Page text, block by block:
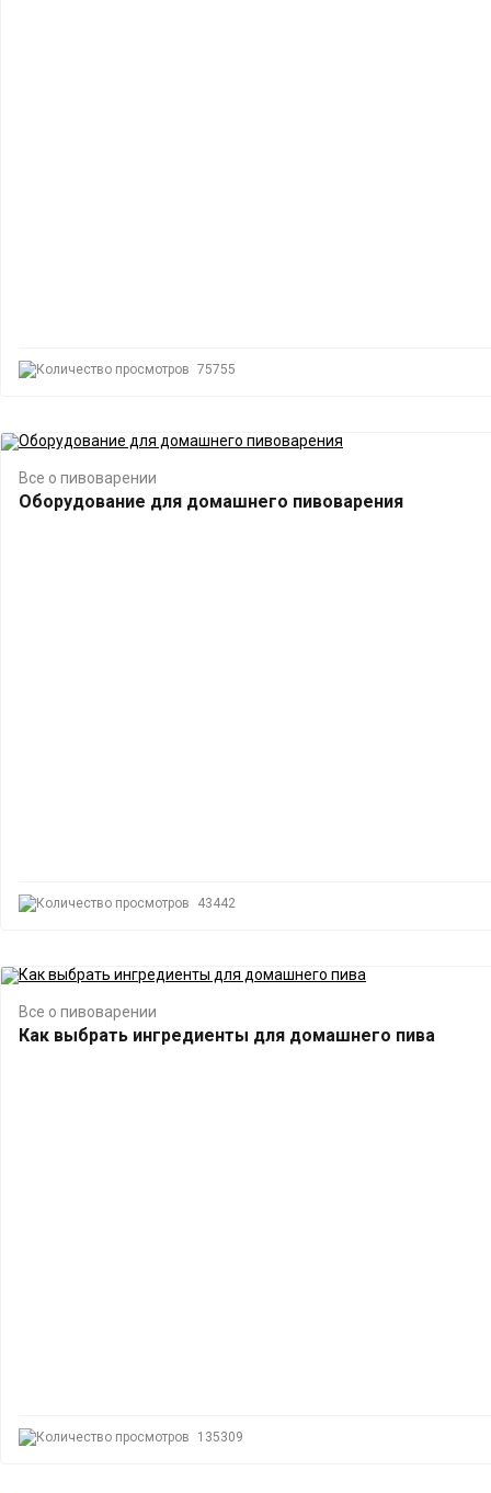
75755
Все о пивоварении
Оборудование для домашнего пивоварения
43442
Все о пивоварении
Как выбрать ингредиенты для домашнего пива
135309